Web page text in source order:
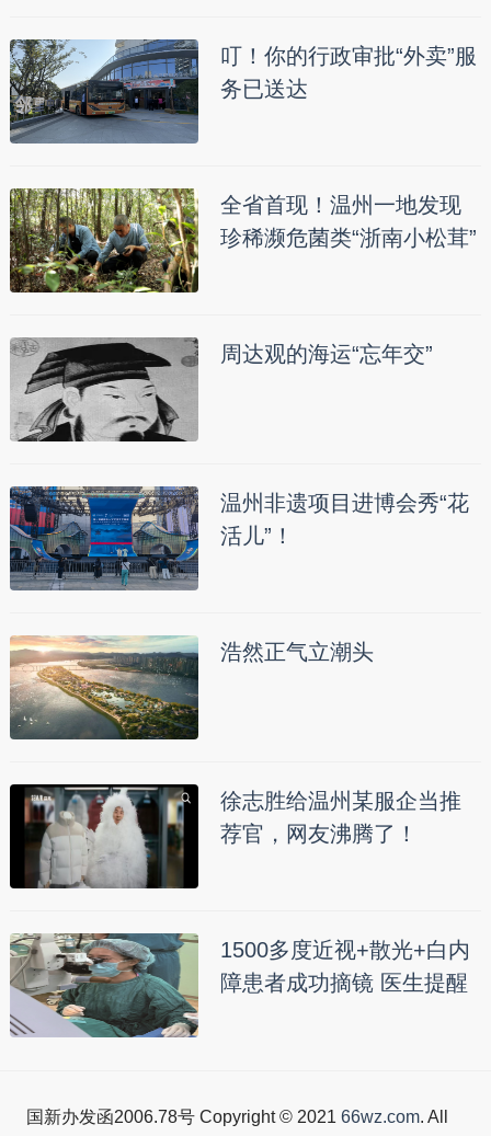
叮！你的行政审批“外卖”服
务已送达
全省首现！温州一地发现
珍稀濒危菌类“浙南小松茸”
周达观的海运“忘年交”
温州非遗项目进博会秀“花
活儿”！
浩然正气立潮头
徐志胜给温州某服企当推
荐官，网友沸腾了！
1500多度近视+散光+白内
障患者成功摘镜 医生提醒
国新办发函2006.78号 Copyright © 2021 66wz.com. All